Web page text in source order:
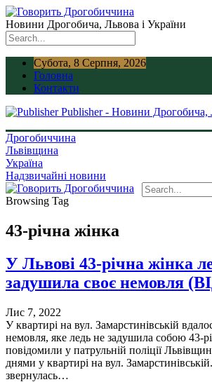
Новини Дрогобича, Львова і України
Субота, 8 Серпня, 2026
Головна
Контакти
Publisher - Новини Дрогобича,
Дрогобиччина
Львівщина
Україна
Надзвичайні новини
Browsing Tag
43-річна жінка
У Львові 43-річна жінка
задушила своє немовля
Лис 7, 2022
У квартирі на вул. Замарстинівській
немовля, яке ледь не задушила собою 43-
повідомили у патрульній поліції
днями у квартирі на вул.
звернулась…